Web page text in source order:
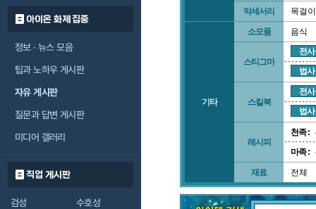
아이온 화제 집중
정보 · 뉴스 모음
팁과 노하우 게시판
자유 게시판
질문과 답변 게시판
미디어 갤러리
직업 게시판
검성
수호성
악세서리 목걸이
기타
소모품 음식
스티그마
전사
법사
스킬북
전사
법사
레시피
천족 :
마족 :
재료 전체